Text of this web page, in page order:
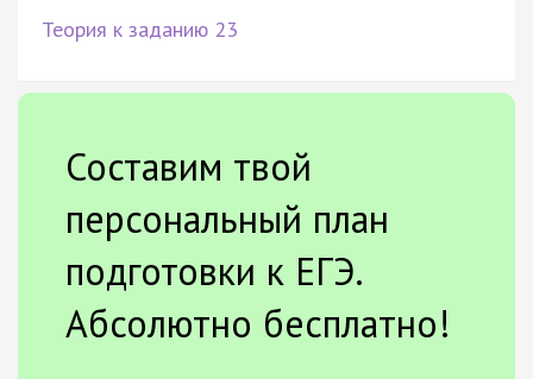
Теория к заданию 23
Составим твой
персональный план
подготовки к ЕГЭ.
Абсолютно бесплатно!